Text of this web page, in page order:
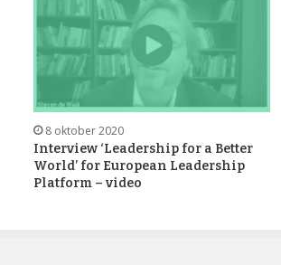
8 oktober 2020
Interview ‘Leadership for a Better
World’ for European Leadership
Platform – video